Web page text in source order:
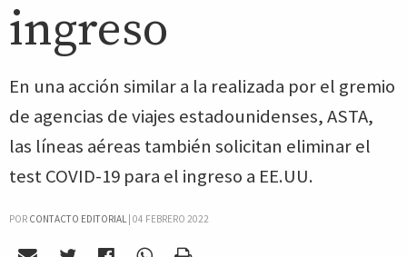
ingreso
En una acción similar a la realizada por el gremio
de agencias de viajes estadounidenses, ASTA,
las líneas aéreas también solicitan eliminar el
test COVID-19 para el ingreso a EE.UU.
POR CONTACTO EDITORIAL| 04 FEBRERO 2022